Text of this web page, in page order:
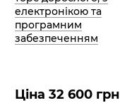
електронікою та
програмним
забезпеченням
Ціна 32 600 грн